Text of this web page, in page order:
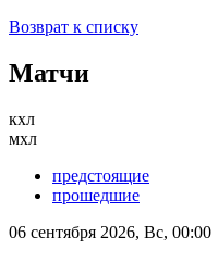
Возврат к списку
Матчи
кхл
мхл
предстоящие
прошедшие
06 сентября 2026, Вс, 00:00